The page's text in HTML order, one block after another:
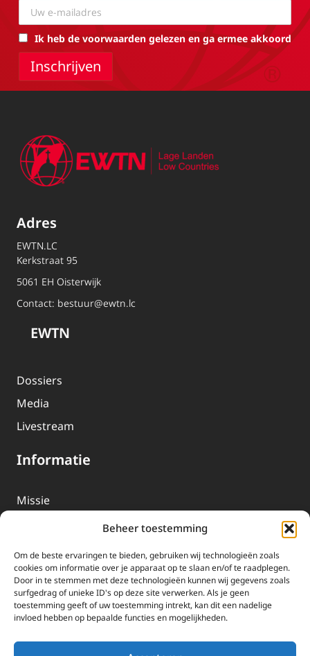
Beheer toestemming
Om de beste ervaringen te bieden, gebruiken wij technologieën zoals
cookies om informatie over je apparaat op te slaan en/of te raadplegen.
Door in te stemmen met deze technologieën kunnen wij gegevens zoals
surfgedrag of unieke ID's op deze site verwerken. Als je geen
toestemming geeft of uw toestemming intrekt, kan dit een nadelige
invloed hebben op bepaalde functies en mogelijkheden.
Ik heb de voorwaarden gelezen en ga ermee akkoord
Adres
EWTN.LC
Kerkstraat 95
5061 EH Oisterwijk
Contact: bestuur@ewtn.lc
EWTN
Dossiers
Media
Livestream
Informatie
Missie
EWTN-Team
Organisatiegegevens
Doneren
EWTN wordt uitsluitend gefinancierd door uw donaties.